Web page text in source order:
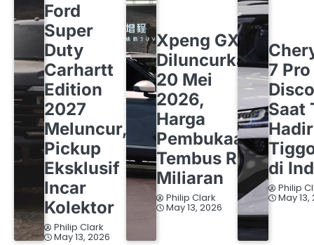
Ford
Super
Duty
Carhartt
Edition
2027
Meluncur,
Pickup
Eksklusif
Incar
Kolektor
Philip Clark
May 13, 2026
Xpeng GX
Diluncurkan
20 Mei
2026,
Harga
Pembukaan
Tembus Rp1
Miliaran
Philip Clark
May 13, 2026
7 Pro
Saat
di
Philip
May 13,